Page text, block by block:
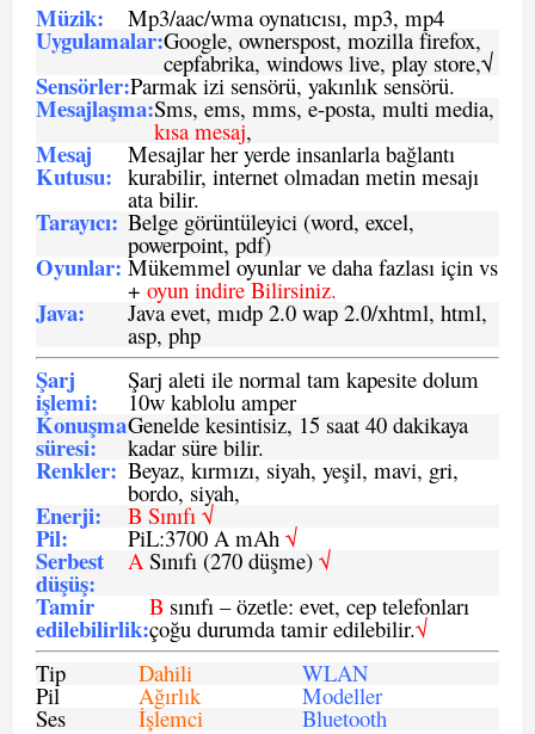
Müzik: Mp3/aac/wma oynatıcısı, mp3, mp4
Uygulamalar:Google, ownerspost, mozilla firefox,
cepfabrika, windows live, play store,√
Sensörler:Parmak izi sensörü, yakınlık sensörü.
Mesajlaşma:Sms, ems, mms, e-posta, multi media,
kısa mesaj,
Mesaj
Kutusu:
Mesajlar her yerde insanlarla bağlantı
kurabilir, internet olmadan metin mesajı
ata bilir.
Tarayıcı: Belge görüntüleyici (word, excel,
powerpoint, pdf)
Oyunlar: Mükemmel oyunlar ve daha fazlası için vs
+ oyun indire Bilirsiniz.
Java: Java evet, mıdp 2.0 wap 2.0/xhtml, html,
asp, php
Şarj
işlemi:
Şarj aleti ile normal tam kapesite dolum
10w kablolu amper
Konuşma
süresi:
Genelde kesintisiz, 15 saat 40 dakikaya
kadar süre bilir.
Renkler: Beyaz, kırmızı, siyah, yeşil, mavi, gri,
bordo, siyah,
Enerji: B Sınıfı √
Pil: PiL:3700 A mAh √
Serbest
düşüş:
ASınıfı (270 düşme) √
Tamir
edilebilirlik:
B sınıfı – özetle: evet, cep telefonları
çoğu durumda tamir edilebilir.√
Tip
Dahili WLAN
Pil Ağırlık Modeller
Ses İşlemci Bluetooth